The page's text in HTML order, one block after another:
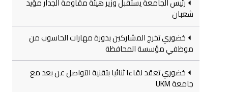
شعبان
خضوري تخرج المشاركين بدورة مهارات الحاسوب من
موظفي مؤسسة المحافظة
خضوري تعقد لقاءا ثنائيا بتقنية التواصل عن بعد مع
جامعة UKM